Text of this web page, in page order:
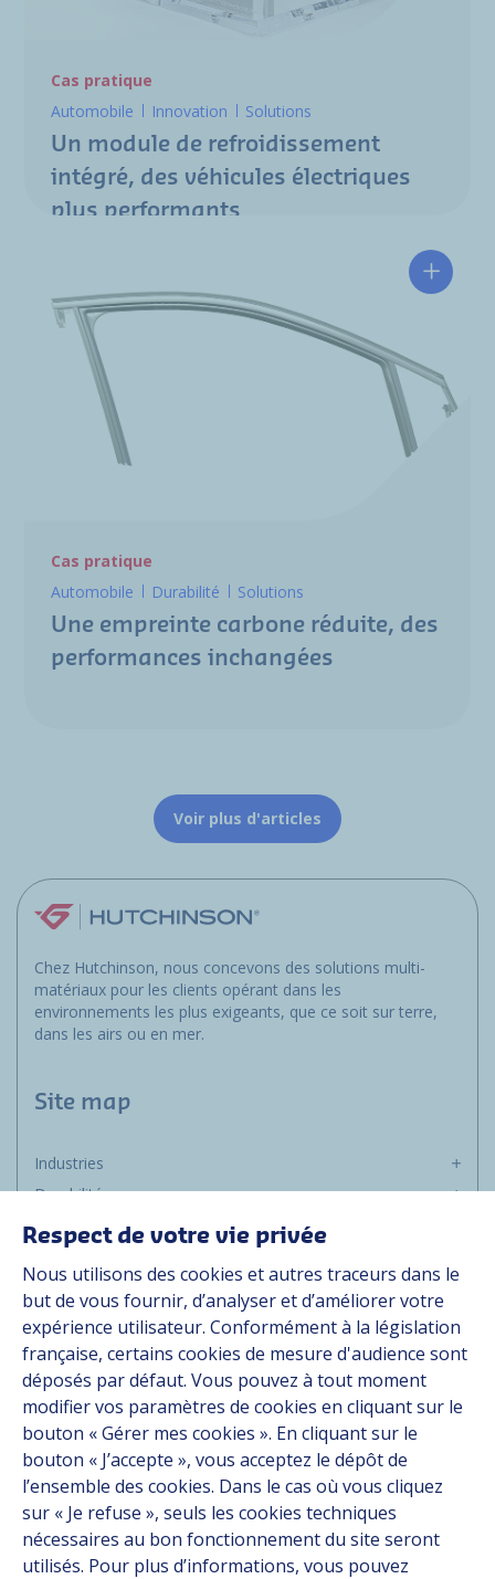
Cas pratique
Automobile
Innovation Solutions
Un module de refroidissement
intégré, des véhicules électriques
plus performants
Une
Cas pratique
Automobile
Durabilité Solutions
Une empreinte carbone réduite, des
performances inchangées
Voir plus d'articles
Chez Hutchinson, nous concevons des solutions multi-
matériaux pour les clients opérant dans les
environnements les plus exigeants, que ce soit sur terre,
dans les airs ou en mer.
Site map
Industries
Durabilité
Média
Groupe
Fournisseurs
Documentation
Contact
Follow us
LinkedIn
Instagram
Respect de votre vie privée
Nous utilisons des cookies et autres traceurs dans le
but de vous fournir, d’analyser et d’améliorer votre
expérience utilisateur. Conformément à la législation
française, certains cookies de mesure d'audience sont
déposés par défaut. Vous pouvez à tout moment
modifier vos paramètres de cookies en cliquant sur le
bouton « Gérer mes cookies ». En cliquant sur le
bouton « J’accepte », vous acceptez le dépôt de
l’ensemble des cookies. Dans le cas où vous cliquez
sur « Je refuse », seuls les cookies techniques
nécessaires au bon fonctionnement du site seront
utilisés. Pour plus d’informations, vous pouvez